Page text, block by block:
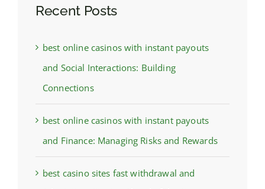
Recent Posts
best online casinos with instant payouts
and Social Interactions: Building
Connections
best online casinos with instant payouts
and Finance: Managing Risks and Rewards
best casino sites fast withdrawal and